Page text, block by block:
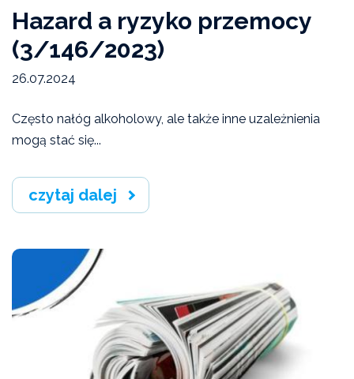
Hazard a ryzyko przemocy
(3/146/2023)
26.07.2024
Często nałóg alkoholowy, ale także inne uzależnienia
mogą stać się...
czytaj dalej